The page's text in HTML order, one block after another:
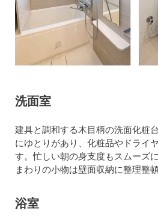
洗面室
建具と調和する木目柄の洗面化粧
にゆとりがあり、化粧品やドライ
す。忙しい朝の身支度もスムーズ
まわりの小物は壁面収納に整理整
浴室